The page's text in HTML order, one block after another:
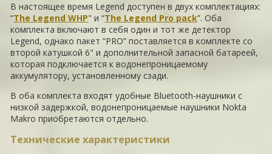
В настоящее время Legend доступен в двух комплектациях:
“The Legend WHP" и “The Legend Pro pack”. Оба
комплекта включают в себя один и тот же детектор
Legend, однако пакет “PRO” поставляется в комплекте со
второй катушкой 6" и дополнительной запасной батареей,
которая подключается к водонепроницаемому
аккумулятору, установленному сзади.
В оба комплекта входят удобные Bluetooth-наушники с
низкой задержкой, водонепроницаемые наушники Nokta
Makro приобретаются отдельно.
Технические характеристики